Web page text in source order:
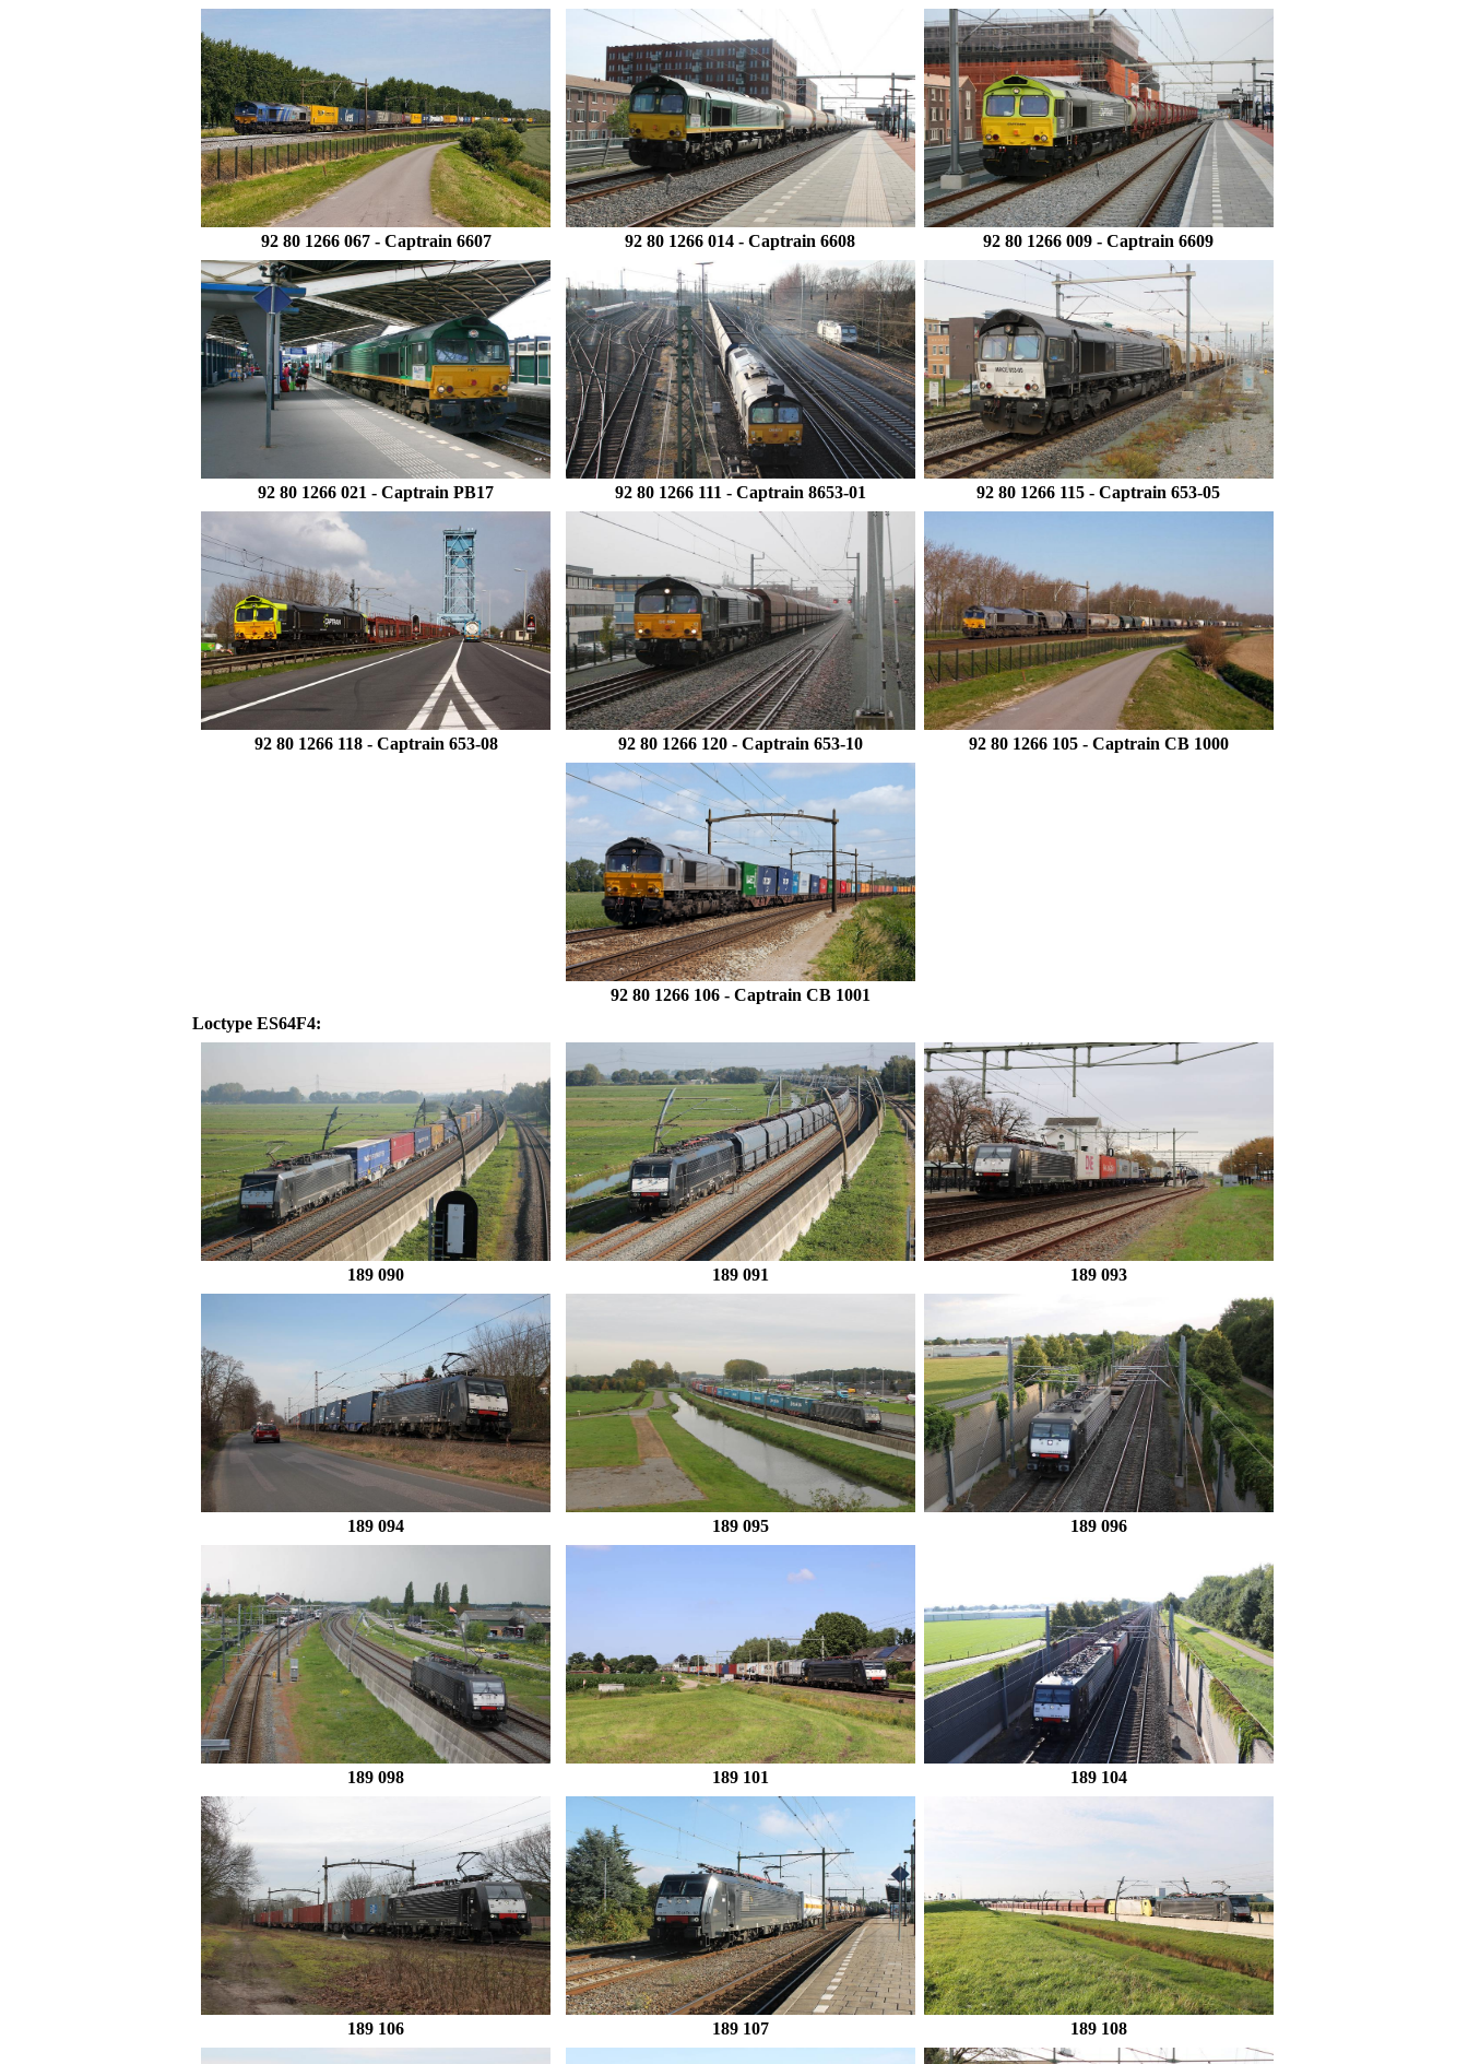
92 80 1266 067 - Captrain 6607 92 80 1266 014 - Captrain 6608 92 80 1266 009 - Captrain 6609
92 80 1266 021 - Captrain PB17 92 80 1266 111 - Captrain 8653-01 92 80 1266 115 - Captrain 653-05
92 80 1266 118 - Captrain 653-08 92 80 1266 120 - Captrain 653-10 92 80 1266 105 - Captrain CB 1000
92 80 1266 106- Captrain CB 1001
Loctype ES64F4:
189 090 189 091 189 093
189 094 189 095 189 096
189 098 189 101 189 104
189 106 189 107 189 108